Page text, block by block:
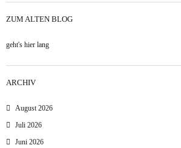
ZUM ALTEN BLOG
geht's hier lang
ARCHIV
August 2026
Juli 2026
Juni 2026